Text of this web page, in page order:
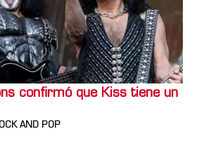
confirmó que Kiss tiene un
AND POP